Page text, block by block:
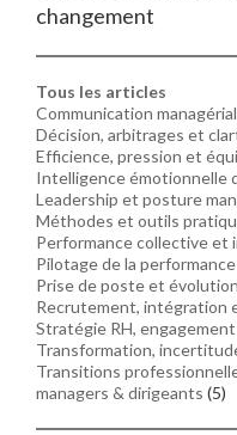
changement
Tous les articles
Communication
Décision, arbitrages et
Efficience, pression et
Intelligence émotionnelle
Leadership et posture
Méthodes et outils
Performance collective et
Pilotage de la
Prise de poste et
Recrutement, intégration
Stratégie RH,
Transformation,
Transitions
managers & dirigeants (5)